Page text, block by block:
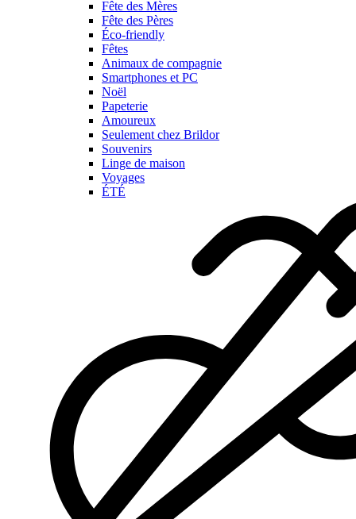
Fête des Mères
Fête des Pères
Éco-friendly
Fêtes
Animaux de compagnie
Smartphones et PC
Noël
Papeterie
Amoureux
Seulement chez Brildor
Souvenirs
Linge de maison
Voyages
ÉTÉ